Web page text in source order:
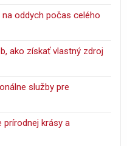
oddych počas celého
ako získať vlastný zdroj
služby pre
prírodnej krásy a